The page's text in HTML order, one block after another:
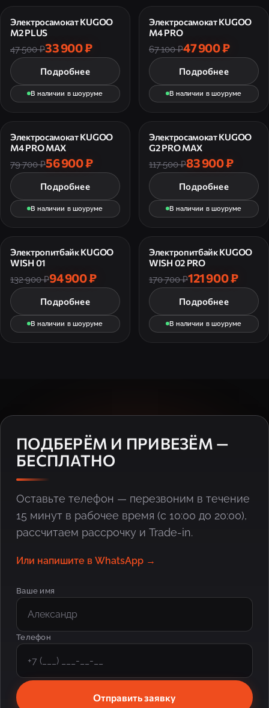
Электросамокат KUGOO
M2 PLUS
47 500 ₽33 900 ₽
Подробнее
В наличии в шоуруме
Электросамокат KUGOO
M4 PRO
67 100 ₽47 900 ₽
Подробнее
В наличии в шоуруме
Электросамокат KUGOO
M4 PRO MAX
79 700 ₽56 900 ₽
Подробнее
В наличии в шоуруме
Электросамокат KUGOO
G2 PRO MAX
117 500 ₽83 900 ₽
Подробнее
В наличии в шоуруме
Электропитбайк KUGOO
WISH 01
132 900 ₽94 900 ₽
Подробнее
В наличии в шоуруме
Электропитбайк KUGOO
WISH 02 PRO
170 700 ₽121 900 ₽
Подробнее
В наличии в шоуруме
ПОДБЕРЁМ И ПРИВЕЗЁМ —
БЕСПЛАТНО
Оставьте телефон — перезвоним в течение
15 минут в рабочее время (с 10:00 до 20:00),
рассчитаем рассрочку и Trade-in.
Или напишите в WhatsApp →
Ваше имя
Телефон
Отправить заявку